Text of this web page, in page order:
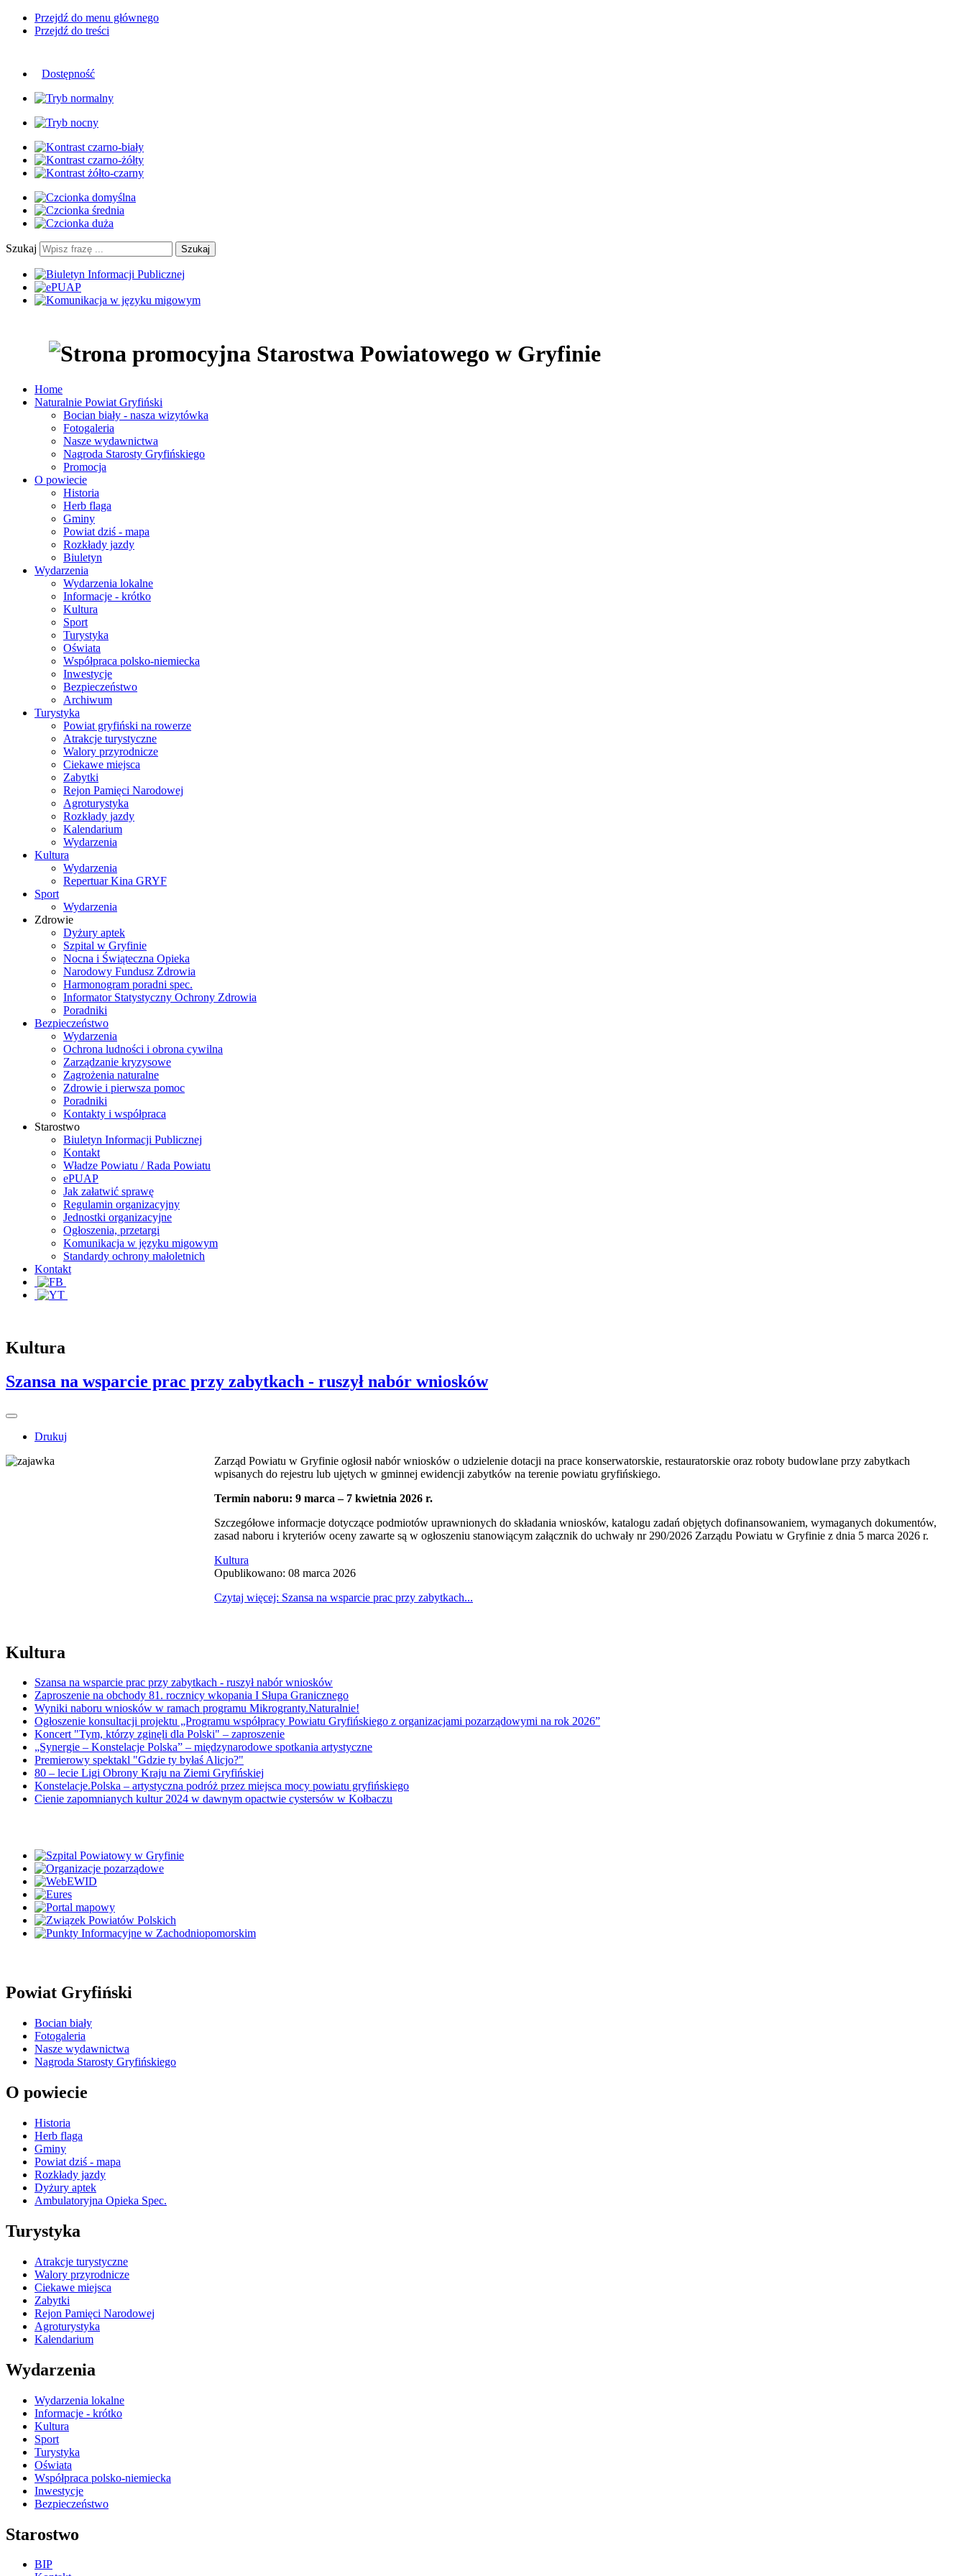
Przejdź do menu głównego
Przejdź do treści
Dostępność
Szukaj Szukaj
Home
Naturalnie Powiat Gryfiński
Bocian biały - nasza wizytówka
Fotogaleria
Nasze wydawnictwa
Nagroda Starosty Gryfińskiego
Promocja
O powiecie
Historia
Herb flaga
Gminy
Powiat dziś - mapa
Rozkłady jazdy
Biuletyn
Wydarzenia
Wydarzenia lokalne
Informacje - krótko
Kultura
Sport
Turystyka
Oświata
Współpraca polsko-niemiecka
Inwestycje
Bezpieczeństwo
Archiwum
Turystyka
Powiat gryfiński na rowerze
Atrakcje turystyczne
Walory przyrodnicze
Ciekawe miejsca
Zabytki
Rejon Pamięci Narodowej
Agroturystyka
Rozkłady jazdy
Kalendarium
Wydarzenia
Kultura
Wydarzenia
Repertuar Kina GRYF
Sport
Wydarzenia
Zdrowie
Dyżury aptek
Szpital w Gryfinie
Nocna i Świąteczna Opieka
Narodowy Fundusz Zdrowia
Harmonogram poradni spec.
Informator Statystyczny Ochrony Zdrowia
Poradniki
Bezpieczeństwo
Wydarzenia
Ochrona ludności i obrona cywilna
Zarządzanie kryzysowe
Zagrożenia naturalne
Zdrowie i pierwsza pomoc
Poradniki
Kontakty i współpraca
Starostwo
Biuletyn Informacji Publicznej
Kontakt
Władze Powiatu / Rada Powiatu
ePUAP
Jak załatwić sprawę
Regulamin organizacyjny
Jednostki organizacyjne
Ogłoszenia, przetargi
Komunikacja w języku migowym
Standardy ochrony małoletnich
Kontakt
Kultura
Szansa na wsparcie prac przy zabytkach - ruszył nabór wniosków
Drukuj
Zarząd Powiatu w Gryfinie ogłosił nabór wniosków o udzielenie dotacji na prace konserwatorskie, restauratorskie oraz roboty budowlane przy zabytkach
wpisanych do rejestru lub ujętych w gminnej ewidencji zabytków na terenie powiatu gryfińskiego.
Termin naboru: 9 marca – 7 kwietnia 2026 r.
Szczegółowe informacje dotyczące podmiotów uprawnionych do składania wniosków, katalogu zadań objętych dofinansowaniem, wymaganych dokumentów,
zasad naboru i kryteriów oceny zawarte są w ogłoszeniu stanowiącym załącznik do uchwały nr 290/2026 Zarządu Powiatu w Gryfinie z dnia 5 marca 2026 r.
Kultura
Opublikowano: 08 marca 2026
Czytaj więcej: Szansa na wsparcie prac przy zabytkach...
Kultura
Szansa na wsparcie prac przy zabytkach - ruszył nabór wniosków
Zaproszenie na obchody 81. rocznicy wkopania I Słupa Granicznego
Wyniki naboru wniosków w ramach programu Mikrogranty.Naturalnie!
Ogłoszenie konsultacji projektu „Programu współpracy Powiatu Gryfińskiego z organizacjami pozarządowymi na rok 2026”
Koncert "Tym, którzy zginęli dla Polski" – zaproszenie
„Synergie – Konstelacje Polska” – międzynarodowe spotkania artystyczne
Premierowy spektakl "Gdzie ty byłaś Alicjo?"
80 – lecie Ligi Obrony Kraju na Ziemi Gryfińskiej
Konstelacje.Polska – artystyczna podróż przez miejsca mocy powiatu gryfińskiego
Cienie zapomnianych kultur 2024 w dawnym opactwie cystersów w Kołbaczu
Powiat Gryfiński
Bocian biały
Fotogaleria
Nasze wydawnictwa
Nagroda Starosty Gryfińskiego
O powiecie
Historia
Herb flaga
Gminy
Powiat dziś - mapa
Rozkłady jazdy
Dyżury aptek
Ambulatoryjna Opieka Spec.
Turystyka
Atrakcje turystyczne
Walory przyrodnicze
Ciekawe miejsca
Zabytki
Rejon Pamięci Narodowej
Agroturystyka
Kalendarium
Wydarzenia
Wydarzenia lokalne
Informacje - krótko
Kultura
Sport
Turystyka
Oświata
Współpraca polsko-niemiecka
Inwestycje
Bezpieczeństwo
Starostwo
BIP